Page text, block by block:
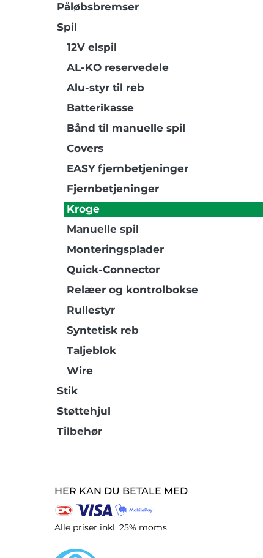
Påløbsbremser
Spil
12V elspil
AL-KO reservedele
Alu-styr til reb
Batterikasse
Bånd til manuelle spil
Covers
EASY fjernbetjeninger
Fjernbetjeninger
Kroge
Manuelle spil
Monteringsplader
Quick-Connector
Relæer og kontrolbokse
Rullestyr
Syntetisk reb
Taljeblok
Wire
Stik
Støttehjul
Tilbehør
HER KAN DU BETALE MED
Alle priser inkl. 25% moms